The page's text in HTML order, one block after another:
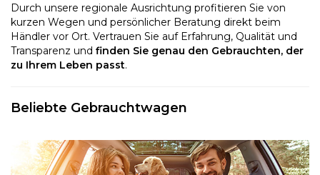
Durch unsere regionale Ausrichtung profitieren Sie von
kurzen Wegen und persönlicher Beratung direkt beim
Händler vor Ort. Vertrauen Sie auf Erfahrung, Qualität und
Transparenz und finden Sie genau den Gebrauchten, der
zu Ihrem Leben passt.
Beliebte Gebrauchtwagen